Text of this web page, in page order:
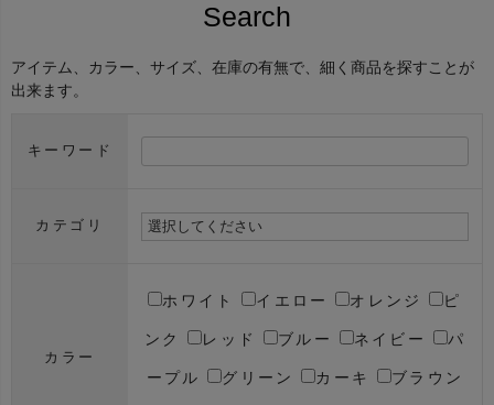
Search
アイテム、カラー、サイズ、在庫の有無で、細く商品を探すことが
出来ます。
キーワード
カテゴリ
カラー
ホワイト イエロー オレンジ ピ
ンク レッド ブルー ネイビー パ
ープル グリーン カーキ ブラウン